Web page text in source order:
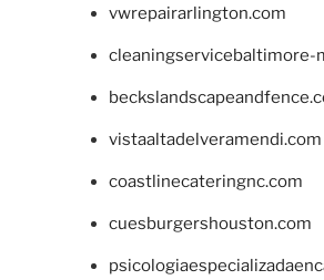
vwrepairarlington.com
cleaningservicebaltimore-
vistaaltadelveramendi.com
coastlinecateringnc.com
cuesburgershouston.com